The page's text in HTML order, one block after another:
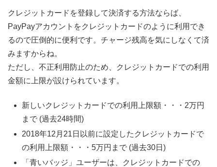
クレジットカードを登録して決済する方法ならば、
PayPayアカウントをクレジットカードのように利用でき
るので圧倒的に便利です。チャージ残高を気にしなくて済
みますからね。
ただし、不正利用防止のため、クレジットカードでの利用
金額に上限が設けられています。
新しいクレジットカードでの利用上限額・・・2万円
まで (過去24時間)
2018年12月21日以前に設定したクレジットカードで
の利用上限額・・・5万円まで (過去30日)
「青いバッジ」ユーザーは、クレジットカードでの